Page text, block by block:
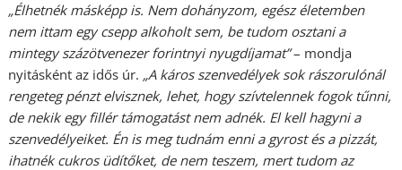
„Élhetnék másképp is. Nem dohányzom, egész életemben
nem ittam egy csepp alkoholt sem, be tudom osztani a
mintegy százötvenezer forintnyi nyugdíjamat”– mondja
nyitásként az idős úr. „A káros szenvedélyek sok rászorulónál
rengeteg pénzt elvisznek, lehet, hogy szívtelennek fogok tűnni,
de nekik egy fillér támogatást nem adnék. El kell hagyni a
szenvedélyeiket. Én is meg tudnám enni a gyrost és a pizzát,
ihatnék cukros üdítőket, de nem teszem, mert tudom az